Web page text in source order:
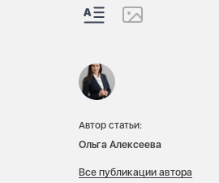
Автор статьи:
Ольга Алексеева
Все публикации автора